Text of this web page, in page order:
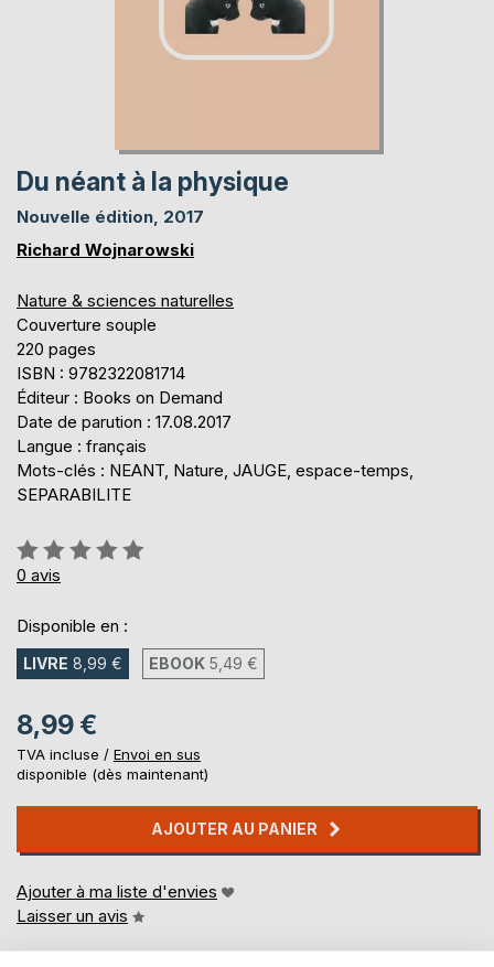
Du néant à la physique
Nouvelle édition, 2017
Richard Wojnarowski
Nature & sciences naturelles
Couverture souple
220 pages
ISBN : 9782322081714
Éditeur : Books on Demand
Date de parution : 17.08.2017
Langue : français
Mots-clés : NEANT, Nature, JAUGE, espace-temps,
SEPARABILITE
Évaluation:
0%
0 avis
Disponible en :
LIVRE 8,99 € EBOOK 5,49 €
8,99 €
TVA incluse / Envoi en sus
disponible (dès maintenant)
AJOUTER AU PANIER
Ajouter à ma liste d'envies
Laisser un avis